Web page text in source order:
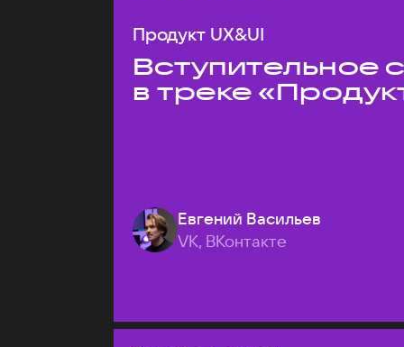
Продукт UX&UI
Вступительное
в треке
Евгений Васильев
VK, ВКонтакте